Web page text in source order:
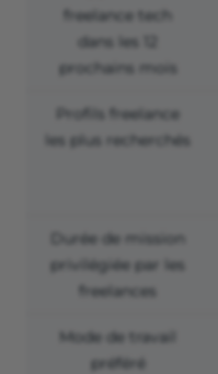
freelance tech
dans les 12
prochains mois
Profils freelance
les plus recherchés
Durée de mission
privilégiée par les
freelances
Mode de travail
préféré